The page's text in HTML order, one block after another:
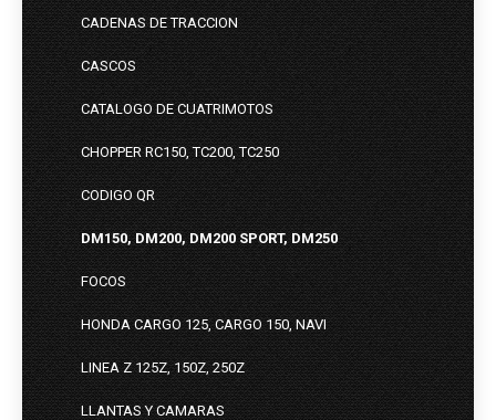
CADENAS DE TRACCION
CASCOS
CATALOGO DE CUATRIMOTOS
CHOPPER RC150, TC200, TC250
CODIGO QR
DM150, DM200, DM200 SPORT, DM250
FOCOS
HONDA CARGO 125, CARGO 150, NAVI
LINEA Z 125Z, 150Z, 250Z
LLANTAS Y CAMARAS